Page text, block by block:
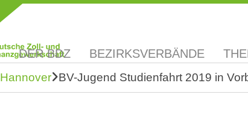
DER BDZ BEZIRKSVERBÄNDE
Hannover BV-Jugend Studienfahrt 2019 in